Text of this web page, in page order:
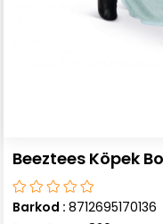
Beeztees Köpek
Barkod : 8712695170136